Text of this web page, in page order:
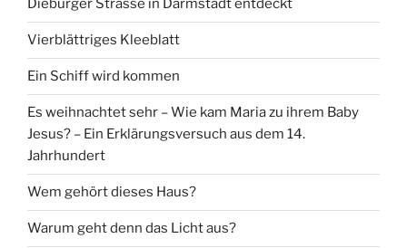
Dieburger Strasse in Darmstadt entdeckt
Vierblättriges Kleeblatt
Ein Schiff wird kommen
Es weihnachtet sehr – Wie kam Maria zu ihrem Baby
Jesus? – Ein Erklärungsversuch aus dem 14.
Jahrhundert
Wem gehört dieses Haus?
Warum geht denn das Licht aus?